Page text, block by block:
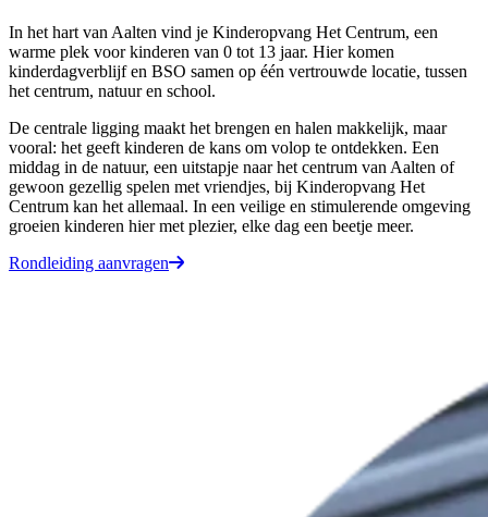
In het hart van Aalten vind je Kinderopvang Het Centrum, een
warme plek voor kinderen van 0 tot 13 jaar. Hier komen
kinderdagverblijf en BSO samen op één vertrouwde locatie, tussen
het centrum, natuur en school.
De centrale ligging maakt het brengen en halen makkelijk, maar
vooral: het geeft kinderen de kans om volop te ontdekken. Een
middag in de natuur, een uitstapje naar het centrum van Aalten of
gewoon gezellig spelen met vriendjes, bij Kinderopvang Het
Centrum kan het allemaal. In een veilige en stimulerende omgeving
groeien kinderen hier met plezier, elke dag een beetje meer.
Rondleiding aanvragen